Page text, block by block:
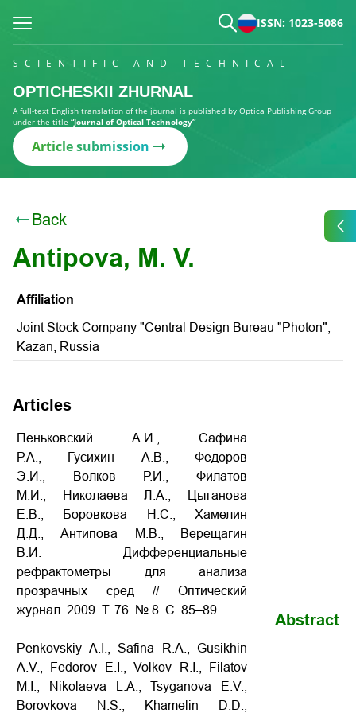
ISSN: 1023-5086
SCIENTIFIC AND TECHNICAL
OPTICHESKII ZHURNAL
A full-text English translation of the journal is published by Optica Publishing Group
under the title “Journal of Optical Technology”
Article submission
Back
Antipova, M. V.
Affiliation
Joint Stock Company "Central Design Bureau "Photon",
Kazan, Russia
Articles
Пеньковский А.И., Сафина
Р.А., Гусихин А.В., Федоров
Э.И., Волков Р.И., Филатов
М.И., Николаева Л.А., Цыганова
Е.В., Боровкова Н.С., Хамелин
Д.Д., Антипова М.В., Верещагин
В.И. Дифференциальные
рефрактометры для анализа
прозрачных сред // Оптический
журнал. 2009. Т. 76. № 8. С. 85–89.
Penkovskiy A.I., Safina R.A., Gusikhin
A.V., Fedorov E.I., Volkov R.I., Filatov
M.I., Nikolaeva L.A., Tsyganova E.V.,
Borovkova N.S., Khamelin D.D.,
Abstract